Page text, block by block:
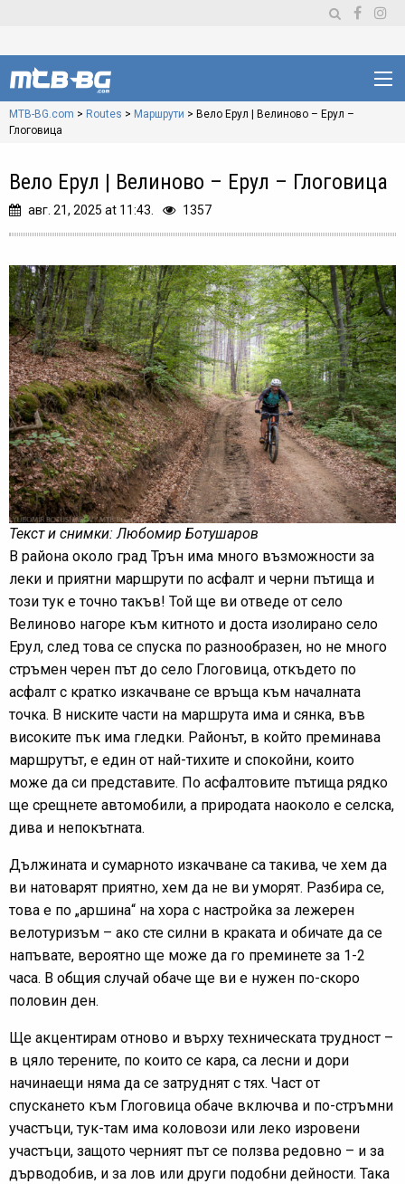
MTB-BG.com > Routes > Маршрути > Вело Ерул | Велиново – Ерул –
Глоговица
Вело Ерул | Велиново – Ерул – Глоговица
авг. 21, 2025 at 11:43. 1357
Текст и снимки: Любомир Ботушаров
В района около град Трън има много възможности за
леки и приятни маршрути по асфалт и черни пътища и
този тук е точно такъв! Той ще ви отведе от село
Велиново нагоре към китното и доста изолирано село
Ерул, след това се спуска по разнообразен, но не много
стръмен черен път до село Глоговица, откъдето по
асфалт с кратко изкачване се връща към началната
точка. В ниските части на маршрута има и сянка, във
високите пък има гледки. Районът, в който преминава
маршрутът, е един от най-тихите и спокойни, които
може да си представите. По асфалтовите пътища рядко
ще срещнете автомобили, а природата наоколо е селска,
дива и непокътната.
Дължината и сумарното изкачване са такива, че хем да
ви натоварят приятно, хем да не ви уморят. Разбира се,
това е по „аршина“ на хора с настройка за лежерен
велотуризъм – ако сте силни в краката и обичате да се
напъвате, вероятно ще може да го преминете за 1-2
часа. В общия случай обаче ще ви е нужен по-скоро
половин ден.
Ще акцентирам отново и върху техническата трудност –
в цяло терените, по които се кара, са лесни и дори
начинаещи няма да се затруднят с тях. Част от
спускането към Глоговица обаче включва и по-стръмни
участъци, тук-там има коловози или леко изровени
участъци, защото черният път се ползва редовно – и за
дърводобив, и за лов или други подобни дейности. Така